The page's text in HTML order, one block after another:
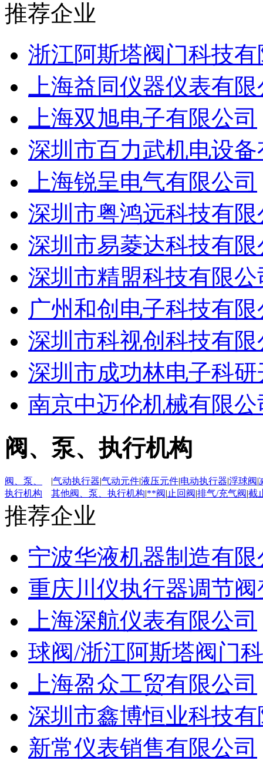
推荐企业
浙江阿斯塔阀门科技
上海益同仪器仪表有
上海双旭电子有限公司
深圳市百力武机电设
上海锐呈电气有限公司
深圳市粤鸿远科技有
深圳市易菱达科技有限
深圳市精盟科技有限公
广州和创电子科技有
深圳市科视创科技有限
深圳市成功林电子科
南京中迈伦机械有限公
阀、泵、执行机构
阀、泵、
执行机构
|气动执行器|气动元件|液压元件|电动执行器|浮球阀|
其他阀、泵、执行机构|**阀| 止回阀|排气/充气阀|截
推荐企业
宁波华液机器制造有限
重庆川仪执行器调节
上海深航仪表有限公司
球阀/浙江阿斯塔阀门
上海盈众工贸有限公司
深圳市鑫博恒业科技
新常仪表销售有限公司